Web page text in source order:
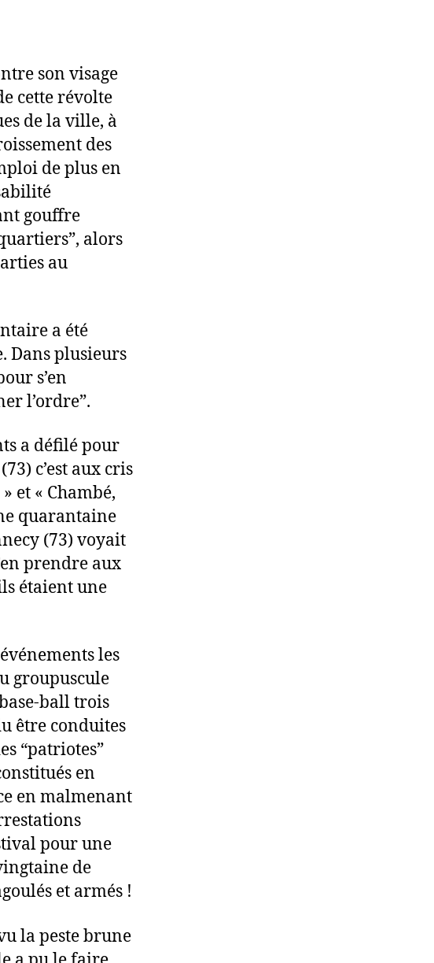
son visage
cette révolte
de la ville, à
des
de plus en
gouffre
alors
au
a été
Dans plusieurs
s’en
l’ordre”.
a défilé pour
c’est aux cris
et « Chambé,
quarantaine
(73) voyait
prendre aux
étaient une
les
groupuscule
ball trois
être conduites
“patriotes”
en
en malmenant
pour une
de
et armés !
la peste brune